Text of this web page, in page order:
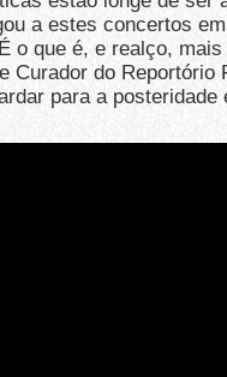
a estes concertos
o que é, e realço,
Curador do Reportório
para a posteridade